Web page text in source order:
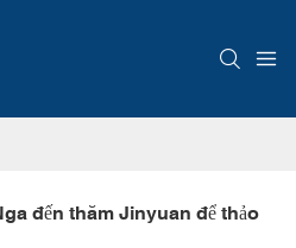
đến thăm Jinyuan để thảo